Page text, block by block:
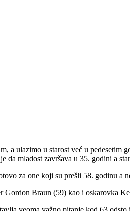
a ulazimo u starost već u
da mladost završava u 35. godini a
za one koji su prešli 58. godinu a
Gordon Braun (59) kao i oskarovka
veoma važno pitanje kod 63